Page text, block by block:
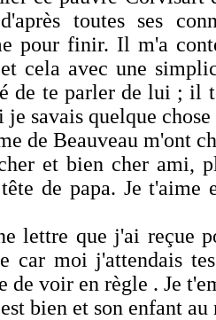
toutes ses
pour finir. Il m'a
cela avec une
de te parler de lui ; il
je savais quelque
de Beauveau m'ont
et bien cher ami,
de papa. Je t'aime
lettre que j'ai reçue
car moi j'attendais
de voir en règle . Je
bien et son enfant au